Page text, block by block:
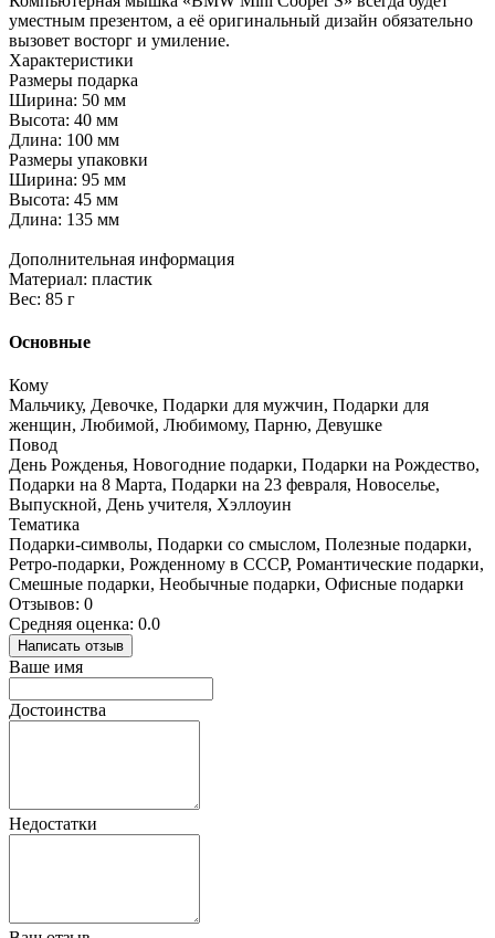
уместным презентом, а её оригинальный дизайн обязательно
вызовет восторг и умиление.
Характеристики
Размеры подарка
Ширина: 50 мм
Высота: 40 мм
Длина: 100 мм
Размеры упаковки
Ширина: 95 мм
Высота: 45 мм
Длина: 135 мм
Дополнительная информация
Материал: пластик
Вес: 85 г
Основные
Кому
Мальчику, Девочке, Подарки для мужчин, Подарки для
женщин, Любимой, Любимому, Парню, Девушке
Повод
День Рожденья, Новогодние подарки, Подарки на Рождество,
Подарки на 8 Марта, Подарки на 23 февраля, Новоселье,
Выпускной, День учителя, Хэллоуин
Тематика
Подарки-символы, Подарки со смыслом, Полезные подарки,
Ретро-подарки, Рожденному в СССР, Романтические подарки,
Смешные подарки, Необычные подарки, Офисные подарки
Отзывов: 0
Средняя оценка: 0.0
Написать отзыв
Ваше имя
Достоинства
Недостатки